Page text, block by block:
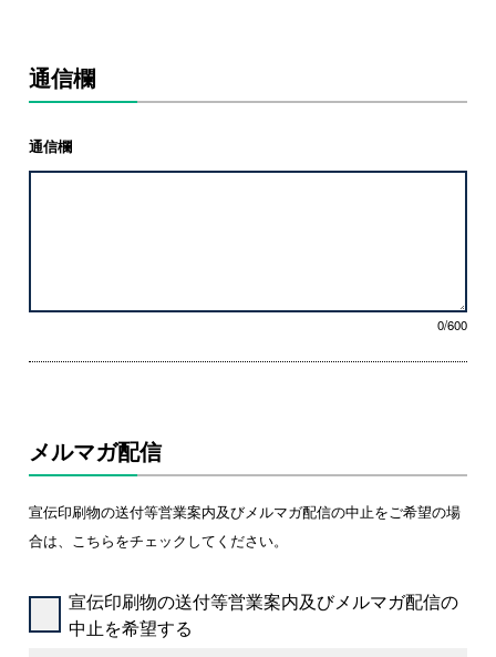
通信欄
通信欄
0/600
メルマガ配信
宣伝印刷物の送付等営業案内及びメルマガ配信の中止をご希望の場
合は、こちらをチェックしてください。
宣伝印刷物の送付等営業案内及びメルマガ配信の
中止を希望する